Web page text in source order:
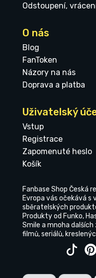
Odstoupení,
O nás
Blog
FanToken
Názory na nás
Doprava a platba
Uživatelský
Vstup
Registrace
Zapomenuté heslo
Košík
Fanbase Shop Česká
Evropa vás očekává s
sběratelských
Produkty od Funko,
Smile a mnoha
filmů, seriálů,